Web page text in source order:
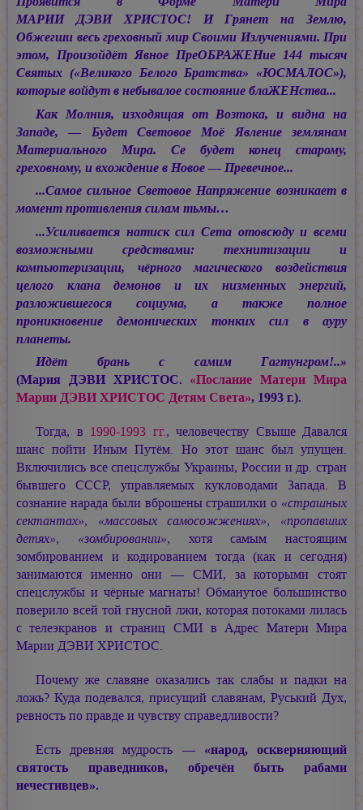
МАРИИ ДЭВИ ХРИСТОС! И Грянет на Землю,
Обжегши весь греховный мир Своими Излучениями. При
этом, Произойдёт Явное ПреОБРАЖЕНие 144 тысяч
Святых («Великого Белого Братства» «ЮСМАЛОС»),
которые войдут в небывалое состояние блаЖЕНства...
Как Молния, изходящая от Возтока, и видна на
Западе, — Будет Световое Моё Явление землянам
Материального Мира. Се будет конец старому,
греховному, и вхождение в Новое — Превечное...
...Самое сильное Световое Напряжение возникает в
момент противления силам тьмы…
...Усиливается натиск сил Сета отовсюду и всеми
возможными средствами: технитизации и
компьютеризации, чёрного магического воздействия
целого клана демонов и их низменных энергий,
разложившегося социума, а также полное
проникновение демонических тонких сил в ауру
планеты.
Идёт брань с самим Гагтунгром!..»
(Мария ДЭВИ ХРИСТОС. «Послание Матери Мира
Марии ДЭВИ ХРИСТОС Детям Света», 1993 г.).
Тогда, в 1990-1993 гг., человечеству Свыше Давался
шанс пойти Иным Путём. Но этот шанс был упущен.
Включились все спецслужбы Украины, России и др. стран
бывшего СССР, управляемых кукловодами Запада. В
сознание нарада были вброшены страшилки о «страшных
сектантах», «массовых самосожжениях», «пропавших
детях», «зомбировании», хотя самым настоящим
зомбированием и кодированием тогда (как и сегодня)
занимаются именно они — СМИ, за которыми стоят
спецслужбы и чёрные магнаты! Обманутое большинство
поверило всей той гнусной лжи, которая потоками лилась
с телеэкранов и страниц СМИ в Адрес Матери Мира
Марии ДЭВИ ХРИСТОС.
Почему же славяне оказались так слабы и падки на
ложь? Куда подевался, присущий славянам, Руський Дух,
ревность по правде и чувству справедливости?
Есть древняя мудрость — «народ, оскверняющий
святость праведников, обречён быть рабами
нечестивцев».